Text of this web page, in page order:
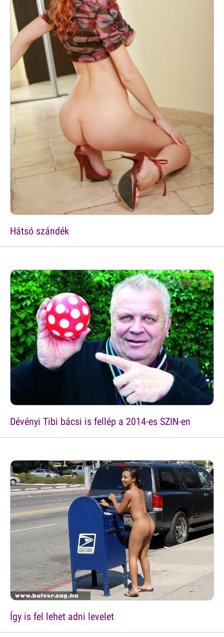
Hátsó szándék
Dévényi Tibi bácsi is fellép a 2014-es SZIN-en
Így is fel lehet adni levelet